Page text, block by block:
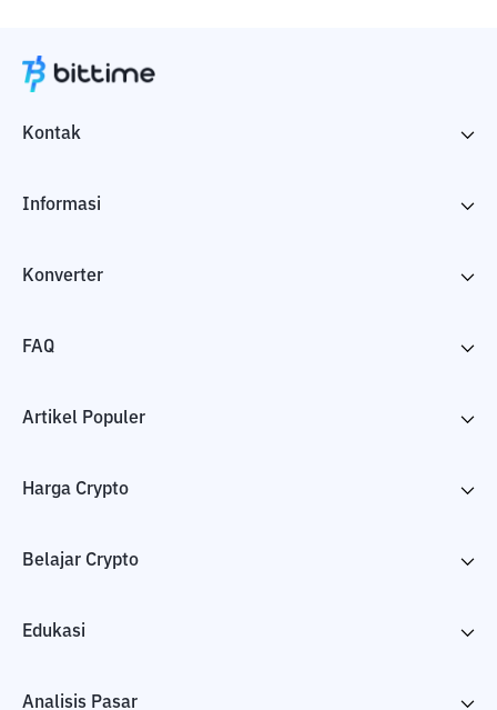
Kontak
Informasi
Konverter
FAQ
Artikel Populer
Harga Crypto
Belajar Crypto
Edukasi
Analisis Pasar